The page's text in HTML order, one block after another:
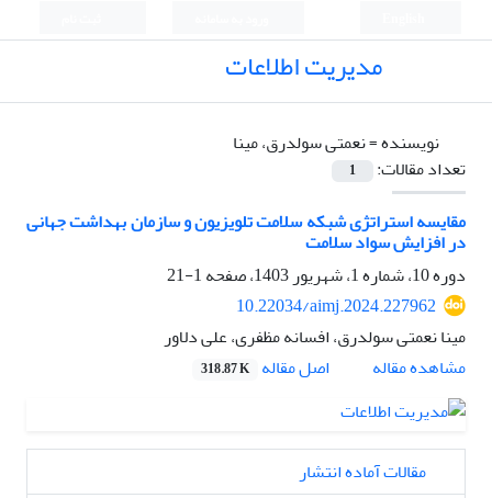
مدیریت اطلاعات
نویسنده =نعمتی سولدرق، مینا
تعداد مقالات:
1
مقایسه استراتژی شبکه سلامت تلویزیون و سازمان بهداشت جهانی
در افزایش سواد سلامت
دوره 10، شماره 1، شهریور 1403، صفحه
1-21
10.22034/aimj.2024.227962
مینا نعمتی سولدرق، افسانه مظفری، علی دلاور
مشاهده مقاله
اصل مقاله 318.87 K
مقالات آماده انتشار